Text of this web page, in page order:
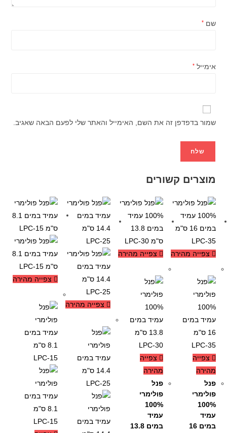
שם*
אימייל*
שמור בדפדפן זה את השם, האימייל והאתר שלי לפעם הבאה שאגיב.
מוצרים קשורים
צפייה מהירה
צפייה מהירה
צפייה מהירה
צפייה
מהירה
פנל
פולימרי
100%
עמיד
במים 13.8
צפייה מהירה
צפייה
מהירה
פנל
פולימרי
100%
עמיד
במים 16